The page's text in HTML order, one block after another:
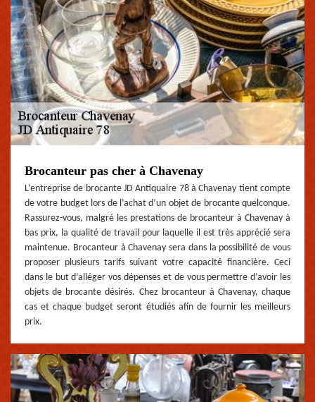
Brocanteur pas cher à Chavenay
L’entreprise de brocante JD Antiquaire 78 à Chavenay tient compte
de votre budget lors de l’achat d’un objet de brocante quelconque.
Rassurez-vous, malgré les prestations de brocanteur à Chavenay à
bas prix, la qualité de travail pour laquelle il est très apprécié sera
maintenue. Brocanteur à Chavenay sera dans la possibilité de vous
proposer plusieurs tarifs suivant votre capacité financière. Ceci
dans le but d’alléger vos dépenses et de vous permettre d’avoir les
objets de brocante désirés. Chez brocanteur à Chavenay, chaque
cas et chaque budget seront étudiés afin de fournir les meilleurs
prix.